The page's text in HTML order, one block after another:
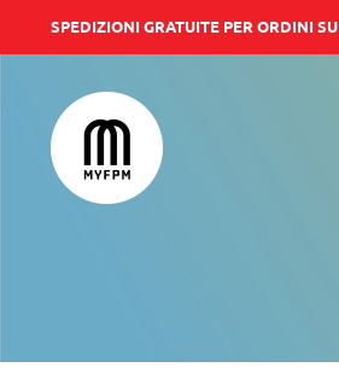
al
contenuto
SPEDIZIONI GRATUITE PER ORDINI